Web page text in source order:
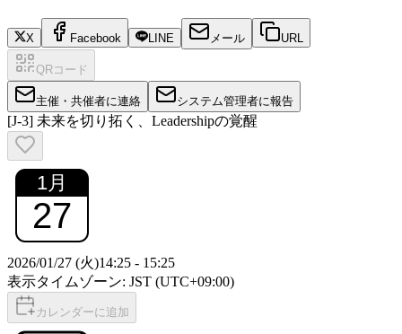
X Facebook LINE メール URL
QRコード
主催・共催者に連絡 システム管理者に報告
[J-3] 未来を切り拓く、Leadershipの覚醒
1月
27
2026/01/27 (火)14:25 - 15:25
表示タイムゾーン: JST (UTC+09:00)
カレンダーに追加